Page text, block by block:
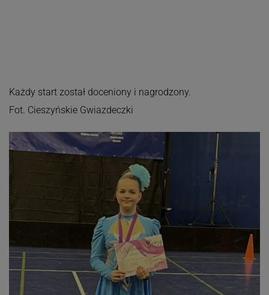
Każdy start został doceniony i nagrodzony.
Fot. Cieszyńskie Gwiazdeczki